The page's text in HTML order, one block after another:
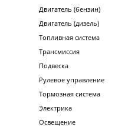
Двигатель (бензин)
Двигатель (дизель)
Топливная система
Трансмиссия
Подвеска
Рулевое управление
Тормозная система
Электрика
Освещение